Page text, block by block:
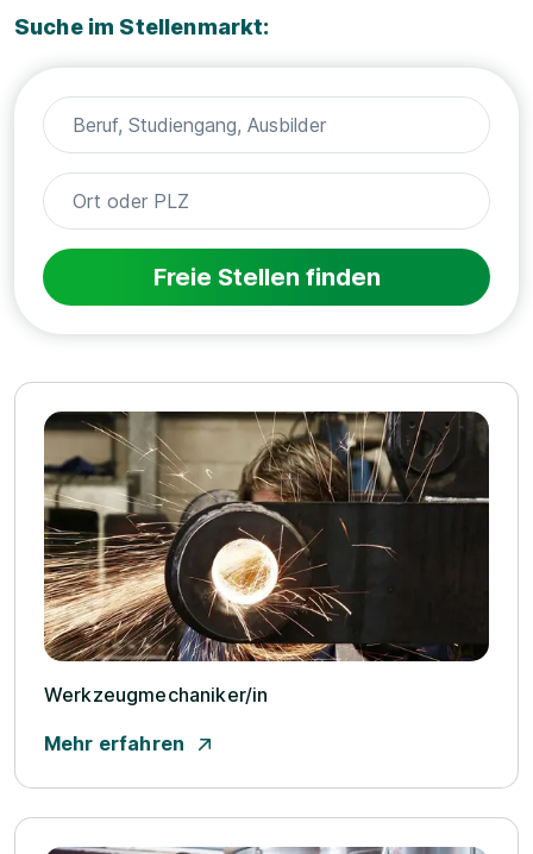
Suche im Stellenmarkt:
Freie Stellen finden
Werkzeugmechaniker/­in
Mehr erfahren